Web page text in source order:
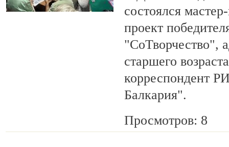
состоялся
проект
"СоТворчество",
старшего
корреспондент
Балкария".
Просмотров: 8